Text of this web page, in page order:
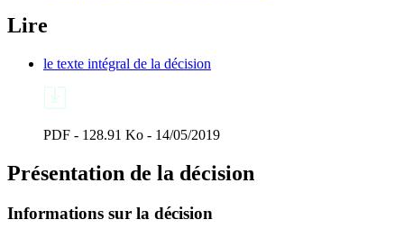
Lire
le texte intégral de la décision
PDF - 128.91 Ko - 14/05/2019
Présentation de la décision
Informations sur la décision